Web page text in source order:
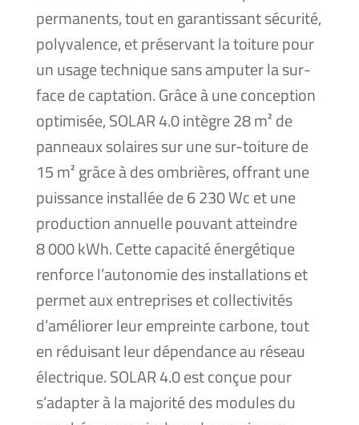
per­ma­nents, tout en garan­tis­sant sécu­ri­té,
poly­va­lence, et pré­ser­vant la toi­ture pour
un usage tech­nique sans ampu­ter la sur­
face de cap­ta­tion. Grâce à une concep­tion
opti­mi­sée, SOLAR 4.0 intègre 28 m² de
pan­neaux solaires sur une sur-toi­ture de
15 m² grâce à des ombrières, offrant une
puis­sance ins­tal­lée de 6 230 Wc et une
pro­duc­tion annuelle pou­vant atteindre
8 000 kWh. Cette capa­ci­té éner­gé­tique
ren­force l’autonomie des ins­tal­la­tions et
per­met aux entre­prises et col­lec­ti­vi­tés
d’améliorer leur empreinte car­bone, tout
en rédui­sant leur dépen­dance au réseau
élec­trique. SOLAR 4.0 est conçue pour
s’adapter à la majo­ri­té des modules du